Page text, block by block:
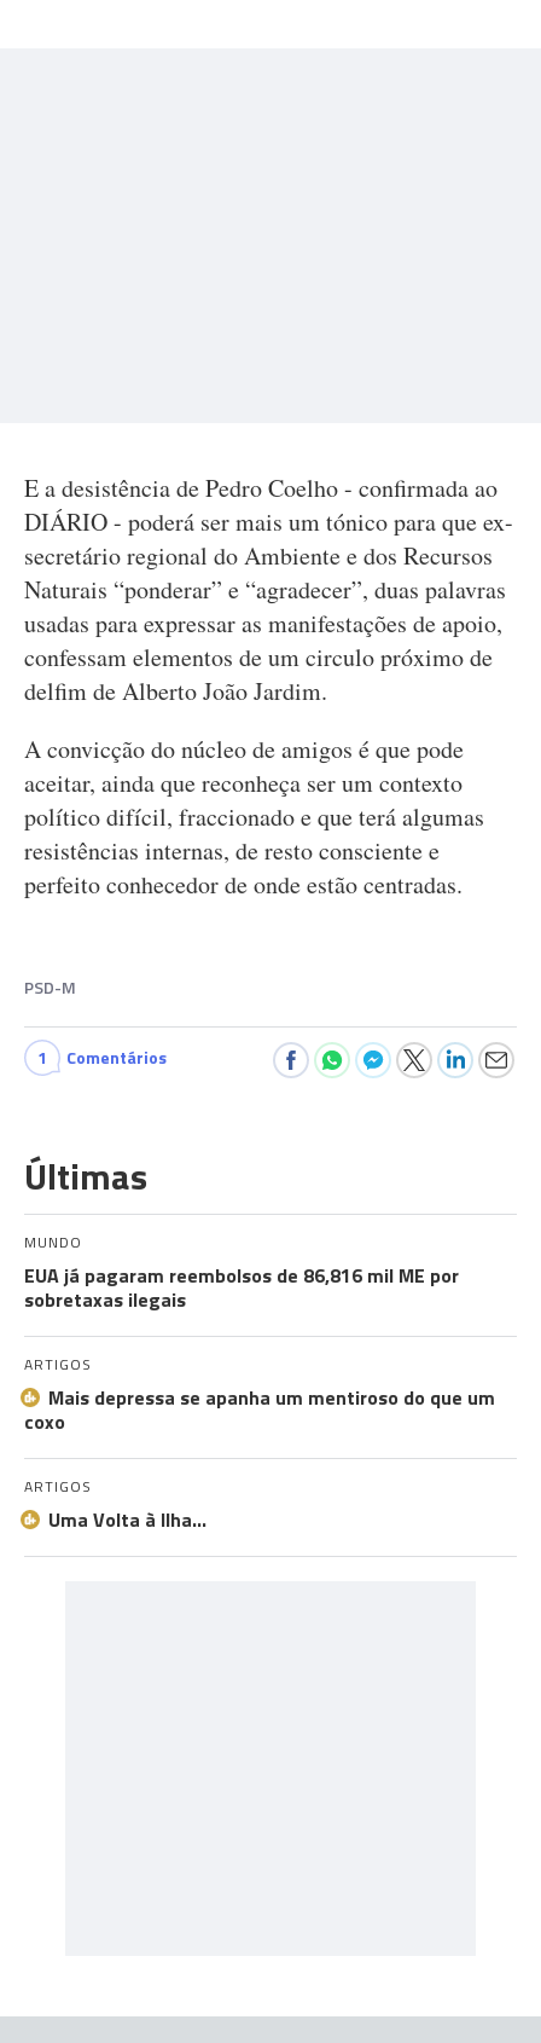
E a desistência de Pedro Coelho - confirmada ao
DIÁRIO - poderá ser mais um tónico para que ex-
secretário regional do Ambiente e dos Recursos
Naturais “ponderar” e “agradecer”, duas palavras
usadas para expressar as manifestações de apoio,
confessam elementos de um circulo próximo de
delfim de Alberto João Jardim.
A convicção do núcleo de amigos é que pode
aceitar, ainda que reconheça ser um contexto
político difícil, fraccionado e que terá algumas
resistências internas, de resto consciente e
perfeito conhecedor de onde estão centradas.
PSD-M
1 Comentários
Últimas
MUNDO
EUA já pagaram reembolsos de 86,816 mil ME por
sobretaxas ilegais
ARTIGOS
Mais depressa se apanha um mentiroso do que um
coxo
ARTIGOS
Uma Volta à Ilha…